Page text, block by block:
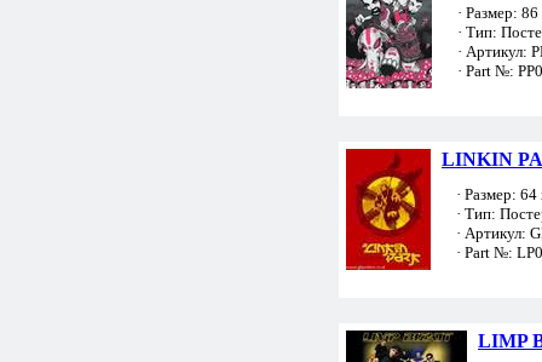
· Размер: 86
· Тип:
· Артикул:
· Part №:
LINKIN
· Размер: 64
· Тип:
· Артикул:
· Part №:
LIMP